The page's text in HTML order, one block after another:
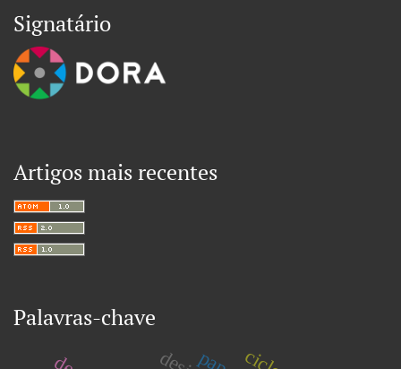
Signatário
Artigos mais recentes
Palavras-chave